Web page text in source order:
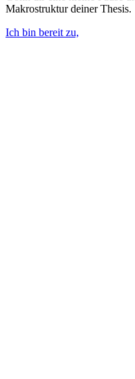
Makrostruktur deiner Thesis.
Ich bin bereit zu,